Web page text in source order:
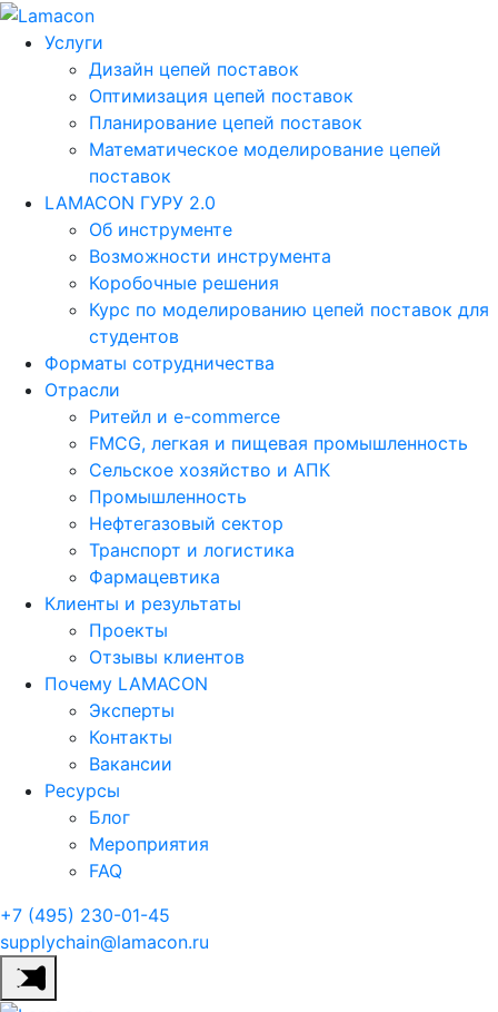
Услуги
Дизайн цепей поставок
Оптимизация цепей поставок
Планирование цепей поставок
Математическое моделирование цепей
поставок
LAMACON ГУРУ 2.0
Об инструменте
Возможности инструмента
Коробочные решения
Курс по моделированию цепей поставок для
студентов
Форматы сотрудничества
Отрасли
Ритейл и e-commerce
FMCG, легкая и пищевая промышленность
Сельское хозяйство и АПК
Промышленность
Нефтегазовый сектор
Транспорт и логистика
Фармацевтика
Клиенты и результаты
Проекты
Отзывы клиентов
Почему LAMACON
Эксперты
Контакты
Вакансии
Ресурсы
Блог
Мероприятия
FAQ
+7 (495) 230-01-45
supplychain@lamacon.ru